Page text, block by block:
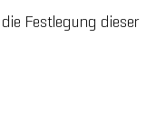
Festlegung dieser